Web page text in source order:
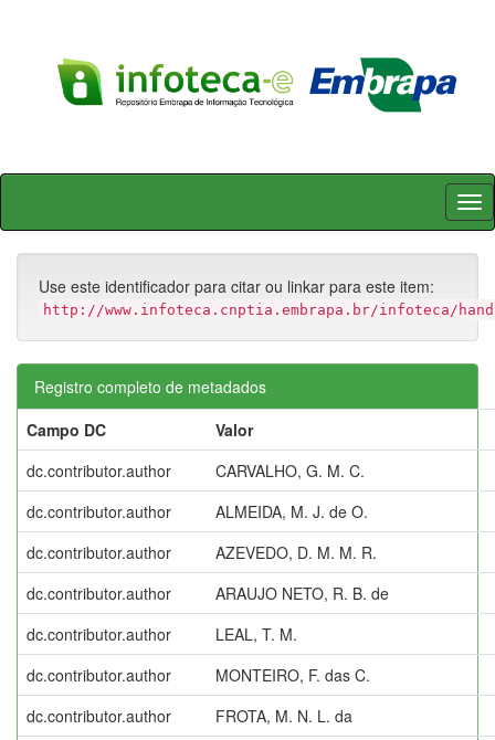
Skip
Use este identificador para citar ou linkar para este item:
http://www.infoteca.cnptia.embrapa.br/infoteca/
Registro completo de metadados
Campo DC
Valor
dc.contributor.author
CARVALHO, G. M. C.
dc.contributor.author
ALMEIDA, M. J. de O.
dc.contributor.author
AZEVEDO, D. M. M. R.
dc.contributor.author
ARAUJO NETO, R. B. de
dc.contributor.author
LEAL, T. M.
dc.contributor.author
MONTEIRO, F. das C.
dc.contributor.author
FROTA, M. N. L. da